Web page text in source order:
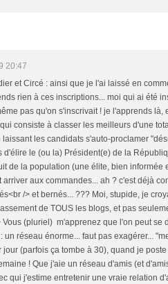
20:47
et Circé : ainsi que je l'ai laissé en
rien à ces inscriptions... moi qui ai été
pas qu'on s'inscrivait ! je l'apprends là,
consiste à classer les meilleurs d'une
laissant les candidats s'auto-proclamer
d'élire le (ou la) Président(e) de la
de la population (une élite, bien informée
aux commandes... ah ? c'est déjà
/> et bernés... ??? Moi, stupide, je
de TOUS les blogs, et pas
Vous (pluriel) m'apprenez que l'on peut se
un réseau énorme... faut pas exagérer...
(parfois ça tombe à 30), quand je
! Que j'aie un réseau d'amis (et
qui j'estime entretenir une vraie relation